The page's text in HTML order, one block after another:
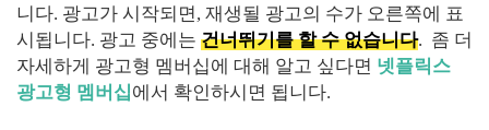
니다. 광고가 시작되면, 재생될 광고의 수가 오른쪽에 표
시됩니다. 광고 중에는 건너뛰기를 할 수 없습니다. 좀 더
자세하게 광고형 멤버십에 대해 알고 싶다면 넷플릭스
광고형 멤버십에서 확인하시면 됩니다.